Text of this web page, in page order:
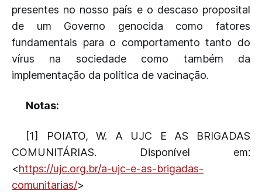
presentes no nosso país e o descaso proposital
de um Governo genocida como fatores
fundamentais para o comportamento tanto do
vírus na sociedade como também da
implementação da política de vacinação.
Notas:
[1] POIATO, W. A UJC E AS BRIGADAS
COMUNITÁRIAS. Disponível em:
<https://ujc.org.br/a-ujc-e-as-brigadas-
comunitarias/>